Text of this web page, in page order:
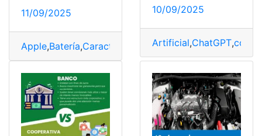
11/09/2025
Apple,Batería,Características Comparar,Diferencias
10/09/2025
Artificial,ChatGPT,